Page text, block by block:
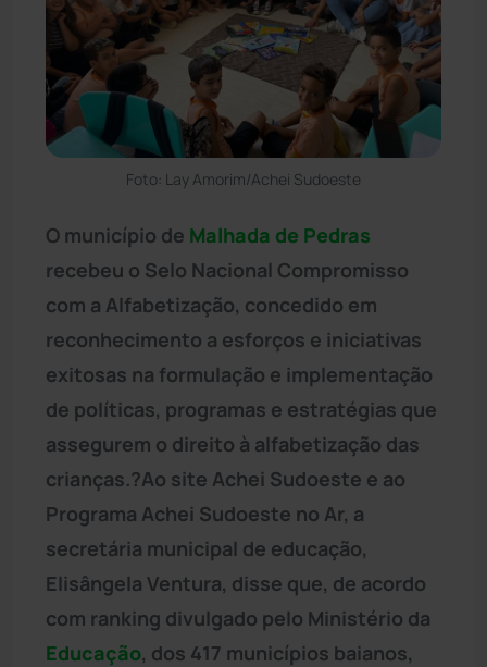
Foto: Lay Amorim/Achei Sudoeste
O município de Malhada de Pedras
recebeu o Selo Nacional Compromisso
com a Alfabetização, concedido em
reconhecimento a esforços e iniciativas
exitosas na formulação e implementação
de políticas, programas e estratégias que
assegurem o direito à alfabetização das
crianças.?Ao site Achei Sudoeste e ao
Programa Achei Sudoeste no Ar, a
secretária municipal de educação,
Elisângela Ventura, disse que, de acordo
com ranking divulgado pelo Ministério da
Educação, dos 417 municípios baianos,